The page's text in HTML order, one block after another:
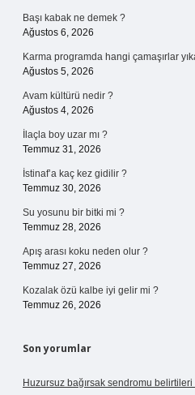
Başı kabak ne demek ?
Ağustos 6, 2026
Karma programda hangi çamaşırlar
Ağustos 5, 2026
Avam kültürü nedir ?
Ağustos 4, 2026
İlaçla boy uzar mı ?
Temmuz 31, 2026
İstinaf’a kaç kez gidilir ?
Temmuz 30, 2026
Su yosunu bir bitki mi ?
Temmuz 28, 2026
Apış arası koku neden olur ?
Temmuz 27, 2026
Kozalak özü kalbe iyi gelir mi ?
Temmuz 26, 2026
Son yorumlar
Huzursuz bağırsak sendromu